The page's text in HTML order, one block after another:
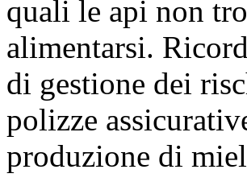
quali le api non
alimentarsi.
di gestione dei
polizze
produzione di